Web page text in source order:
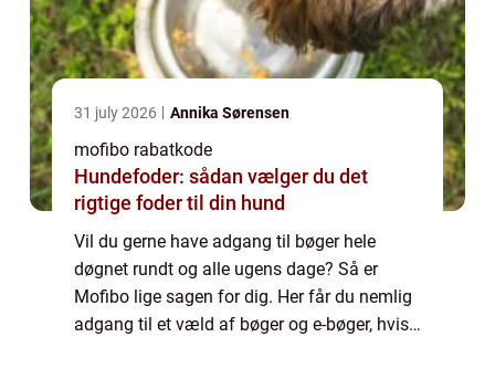
31 july 2026 Annika Sørensen
mofibo rabatkode
Hundefoder: sådan vælger du det
rigtige foder til din hund
Vil du gerne have adgang til bøger hele
døgnet rundt og alle ugens dage? Så er
Mofibo lige sagen for dig. Her får du nemlig
adgang til et væld af bøger og e-bøger, hvis